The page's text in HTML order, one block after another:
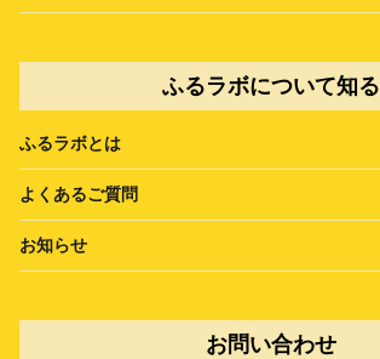
ふるラボについて知る
ふるラボとは
よくあるご質問
お知らせ
お問い合わせ